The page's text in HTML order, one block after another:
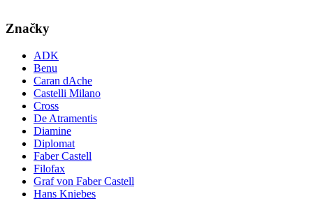
Značky
ADK
Benu
Caran dAche
Castelli Milano
Cross
De Atramentis
Diamine
Diplomat
Faber Castell
Filofax
Graf von Faber Castell
Hans Kniebes